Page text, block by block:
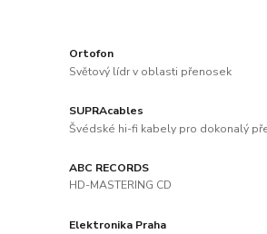
Ortofon
Světový lídr v oblasti přenosek
SUPRAcables
Švédské hi-fi kabely pro dokonalý
ABC RECORDS
HD-MASTERING CD
Elektronika Praha